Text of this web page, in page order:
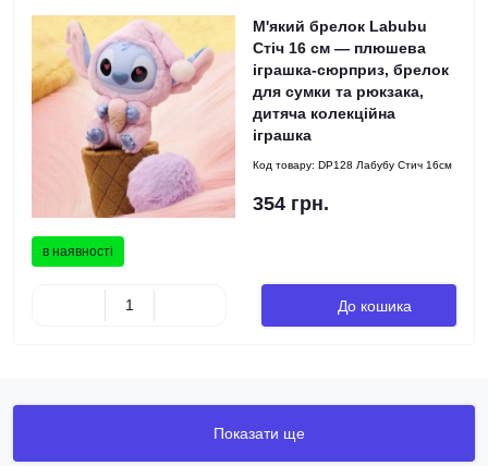
в наявності
М'який брелок Labubu
Стіч 16 см — плюшева
іграшка-сюрприз, брелок
для сумки та рюкзака,
дитяча колекційна
іграшка
Код товару: DP128 Лабубу Стич 16см
354 грн.
До кошика
Показати ще